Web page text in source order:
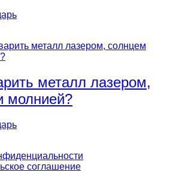
металл лазером,
молнией?
соглашение